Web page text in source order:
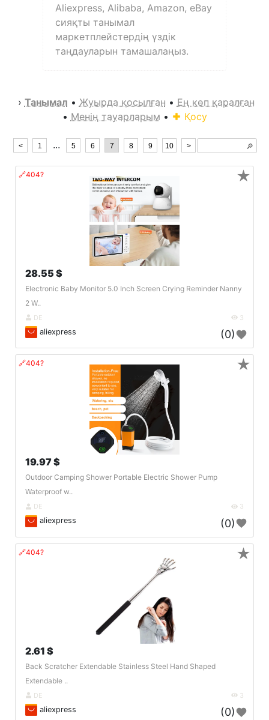
Aliexpress, Alibaba, Amazon, eBay
сияқты танымал
маркетплейстердің үздік
таңдауларын тамашалаңыз.
› Танымал • Жуырда қосылған • Ең көп қаралған
• Менің тауарларым • Қосу
< 1 ... 5 6 7 8 9 10 > 🔎︎
🔗404?
28.55 $
Electronic Baby Monitor 5.0 Inch Screen Crying Reminder Nanny
2 W..
DE 3
aliexpress (0)
★
🔗404?
19.97 $
Outdoor Camping Shower Portable Electric Shower Pump
Waterproof w..
DE 3
aliexpress (0)
★
🔗404?
2.61 $
Back Scratcher Extendable Stainless Steel Hand Shaped
Extendable ..
DE 3
aliexpress (0)
★